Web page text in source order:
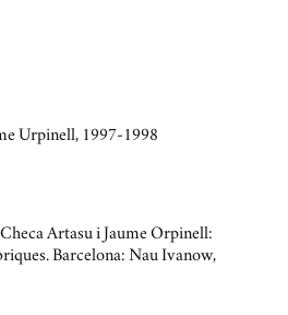
Urpinell, 1997-1998
Artasu i Jaume Orpinell:
Barcelona: Nau Ivanow,